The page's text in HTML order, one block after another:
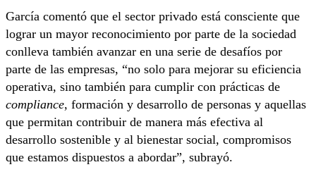
García comentó que el sector privado está consciente que
lograr un mayor reconocimiento por parte de la sociedad
conlleva también avanzar en una serie de desafíos por
parte de las empresas, “no solo para mejorar su eficiencia
operativa, sino también para cumplir con prácticas de
compliance, formación y desarrollo de personas y aquellas
que permitan contribuir de manera más efectiva al
desarrollo sostenible y al bienestar social, compromisos
que estamos dispuestos a abordar”, subrayó.